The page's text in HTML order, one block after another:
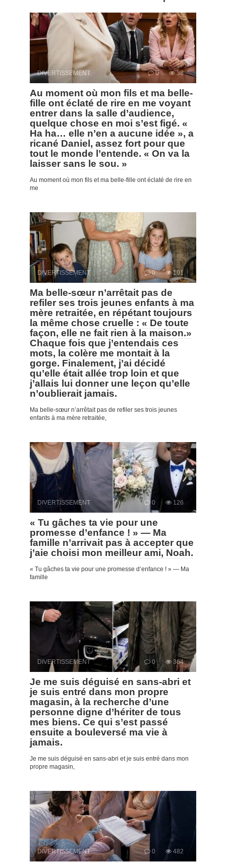
DIVERTISSEMENT 0 38
Au moment où mon fils et ma belle-
fille ont éclaté de rire en me voyant
entrer dans la salle d’audience,
quelque chose en moi s’est figé. «
Ha ha… elle n’en a aucune idée », a
ricané Daniel, assez fort pour que
tout le monde l’entende. « On va la
laisser sans le sou. »
Au moment où mon fils et ma belle-fille ont éclaté de rire en
me
DIVERTISSEMENT 0 101
Ma belle-sœur n’arrêtait pas de
refiler ses trois jeunes enfants à ma
mère retraitée, en répétant toujours
la même chose cruelle : « De toute
façon, elle ne fait rien à la maison.»
Chaque fois que j’entendais ces
mots, la colère me montait à la
gorge. Finalement, j’ai décidé
qu’elle était allée trop loin et que
j’allais lui donner une leçon qu’elle
n’oublierait jamais.
Ma belle-sœur n’arrêtait pas de refiler ses trois jeunes
enfants à ma mère retraitée,
DIVERTISSEMENT 0 126
« Tu gâches ta vie pour une
promesse d’enfance ! » — Ma
famille n’arrivait pas à accepter que
j’aie choisi mon meilleur ami, Noah.
« Tu gâches ta vie pour une promesse d’enfance ! » — Ma
famille
DIVERTISSEMENT 0 364
Je me suis déguisé en sans-abri et
je suis entré dans mon propre
magasin, à la recherche d’une
personne digne d’hériter de tous
mes biens. Ce qui s’est passé
ensuite a bouleversé ma vie à
jamais.
Je me suis déguisé en sans-abri et je suis entré dans mon
propre magasin,
DIVERTISSEMENT 0 482